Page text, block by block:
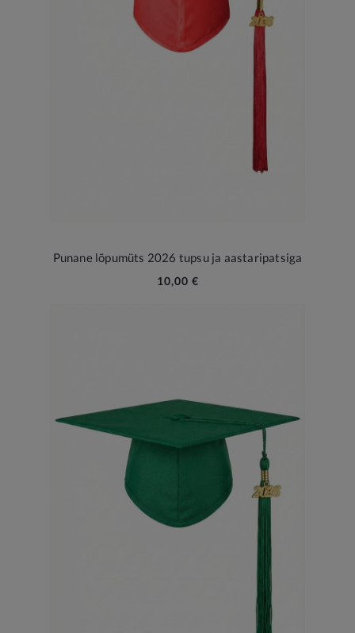
Punane lõpumüts 2026 tupsu ja aastaripatsiga
10,00 €